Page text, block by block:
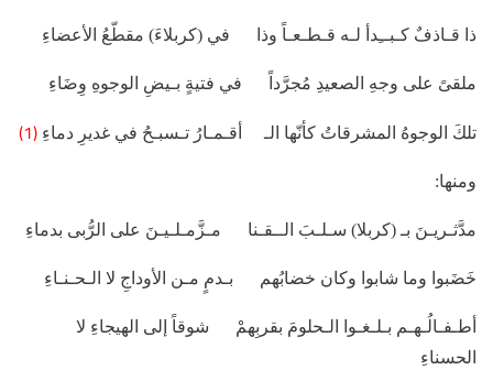
ذا قـاذفٌ كـبــِدأ لـه قـطـعـاً وذا في (كربلاءَ) مقطّعُ الأعضاءِ
ملقىً على وجهِ الصعيدِ مُجرَّداً في فتيةٍ بـيضِ الوجوهِ وِضَاءِ
تلكَ الوجوهُ المشرقاتُ كأنّها الـ أقـمـارُ تـسبـحُ في غديرِ دماءِ (1)
ومنها:
مدَّثـريـنَ بـ (كربلا) سـلـبَ الــقـنا مـزَّمـلـيـنَ على الرُّبى بدماءِ
خَضَبوا وما شابوا وكان خضابُهم بـدمٍ مـن الأوداجِ لا الـحـنـاءِ
أطـفـالُـهـم بـلـغـوا الـحلومَ بقربِهمْ شوقاً إلى الهيجاءِ لا
الحسناءِ